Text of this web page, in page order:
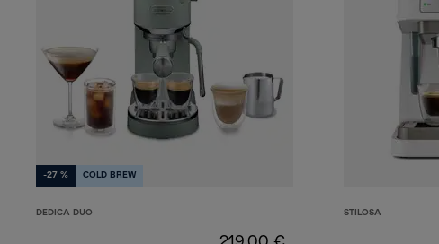
-27 % COLD BREW
DEDICA DUO STILOSA